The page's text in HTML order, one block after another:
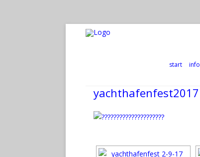
start info
yachthafenfest2017